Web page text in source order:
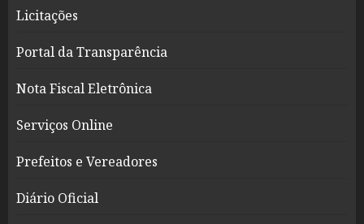
Licitações
Portal da Transparência
Nota Fiscal Eletrônica
Serviços Online
Prefeitos e Vereadores
Diário Oficial